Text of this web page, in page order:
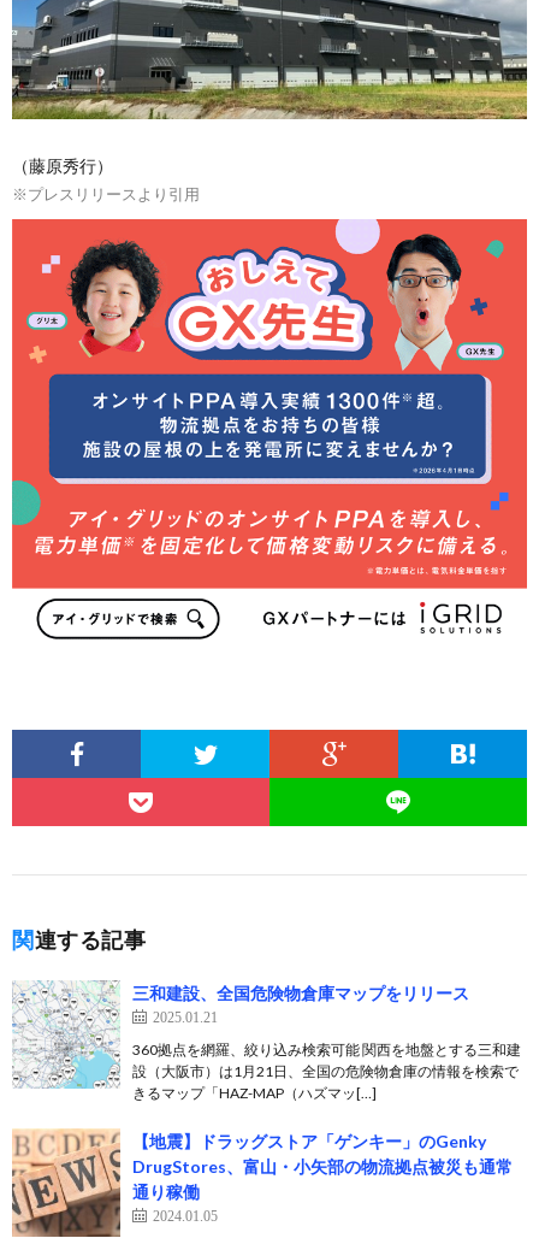
（藤原秀行）
※プレスリリースより引用
関連する記事
三和建設、全国危険物倉庫マップをリリース
2025.01.21
360拠点を網羅、絞り込み検索可能 関西を地盤とする三和建
設（大阪市）は1月21日、全国の危険物倉庫の情報を検索で
きるマップ「HAZ-MAP（ハズマッ[…]
【地震】ドラッグストア「ゲンキー」のGenky
DrugStores、富山・小矢部の物流拠点被災も通常
通り稼働
2024.01.05